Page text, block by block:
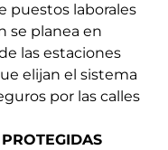
puestos laborales
se planea en
las estaciones
elijan el sistema
por las calles